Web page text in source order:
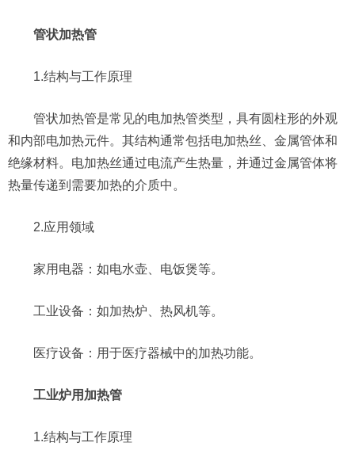
管状加热管
1.结构与工作原理
管状加热管是常见的电加热管类型，具有圆柱形的外观
和内部电加热元件。其结构通常包括电加热丝、金属管体和
绝缘材料。电加热丝通过电流产生热量，并通过金属管体将
热量传递到需要加热的介质中。
2.应用领域
家用电器：如电水壶、电饭煲等。
工业设备：如加热炉、热风机等。
医疗设备：用于医疗器械中的加热功能。
工业炉用加热管
1.结构与工作原理